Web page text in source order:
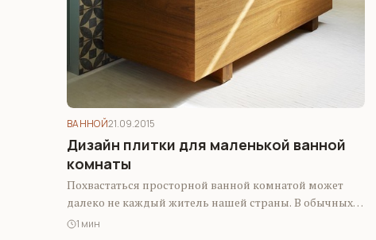
ВАННОЙ21.09.2015
Дизайн плитки для маленькой ванной
комнаты
Похвастаться просторной ванной комнатой может
далеко не каждый житель нашей страны. В обычных
квартирах это помещение настолько маленькое, что
1 мин